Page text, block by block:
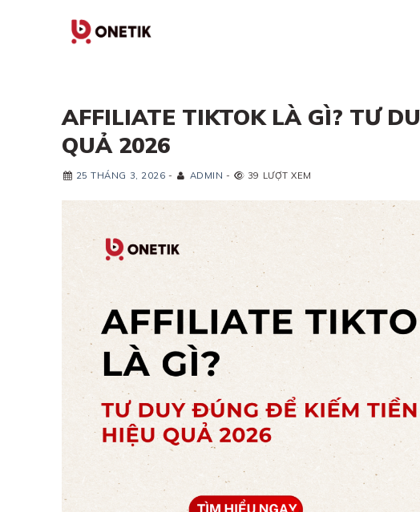
AFFILIATE TIKTOK LÀ GÌ? TƯ
QUẢ 2026
25 THÁNG 3, 2026 - ADMIN - 39 LƯỢT XEM